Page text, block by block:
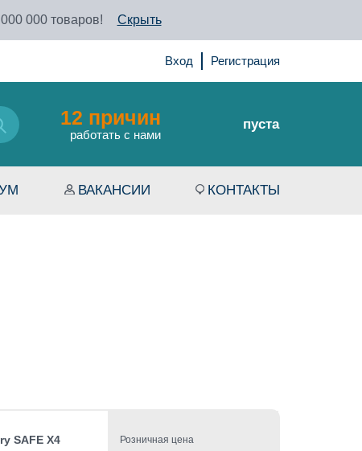
000 товаров! Скрыть
Вход Регистрация
12 причин
работать с нами
пуста
ВАКАНСИИ КОНТАКТЫ
SAFE X4 Розничная цена